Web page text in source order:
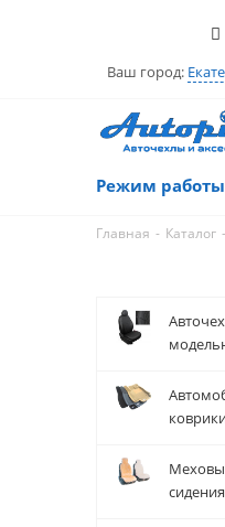
Ваш город:
Режим работы
Главная - Каталог -
сидения